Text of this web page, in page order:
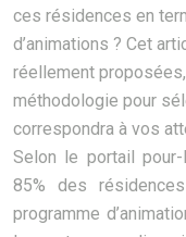
ces résidences en
d’animations ? Cet
réellement
méthodologie pour
correspondra à vos
Selon le portail pour-
85% des
programme